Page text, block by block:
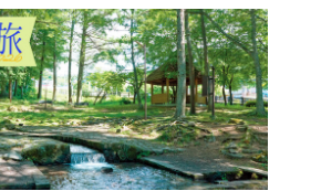
温泉・スパ その他施設 ごはん